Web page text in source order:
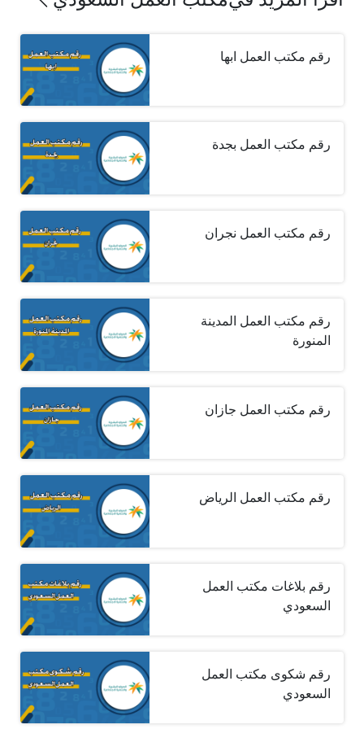
رقم مكتب العمل ابها
رقم مكتب العمل بجدة
رقم مكتب العمل نجران
رقم مكتب العمل المدينة
المنورة
رقم مكتب العمل جازان
رقم مكتب العمل الرياض
رقم بلاغات مكتب العمل
السعودي
رقم شكوى مكتب العمل
السعودي